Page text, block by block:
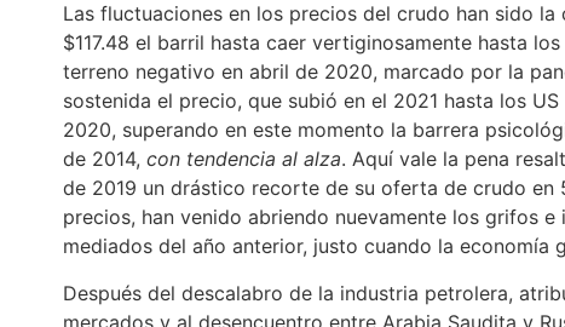
Las fluctuaciones en los precios del crudo han sido
$117.48 el barril hasta caer vertiginosamente hasta
terreno negativo en abril de 2020, marcado por la
sostenida el precio, que subió en el 2021 hasta los
2020, superando en este momento la barrera
de 2014, con tendencia al alza. Aquí vale la pena
de 2019 un drástico recorte de su oferta de crudo
precios, han venido abriendo nuevamente los grifos
mediados del año anterior, justo cuando la economía
Después del descalabro de la industria petrolera,
mercados y al desencuentro entre Arabia Saudita y